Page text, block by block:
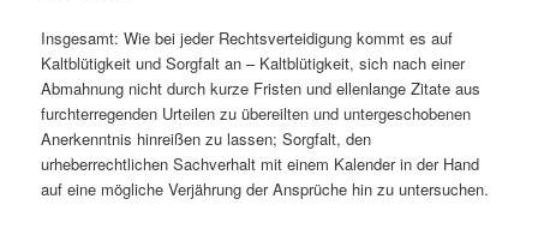
Insgesamt: Wie bei jeder Rechtsverteidigung kommt es auf
Kaltblütigkeit und Sorgfalt an – Kaltblütigkeit, sich nach einer
Abmahnung nicht durch kurze Fristen und ellenlange Zitate aus
furchterregenden Urteilen zu übereilten und untergeschobenen
Anerkenntnis hinreißen zu lassen; Sorgfalt, den
urheberrechtlichen Sachverhalt mit einem Kalender in der Hand
auf eine mögliche Verjährung der Ansprüche hin zu untersuchen.